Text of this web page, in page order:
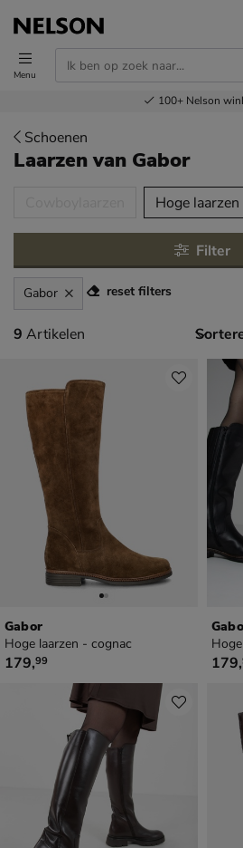
Menu
Voor 23.00u besteld,
Gratisverzending en
Bestel nu,betaal
100+ Nelson
Schoenen
Laarzenvan Gabor
Hoge laarzen
Filter
Gabor reset filters
9 artikelen
9 Artikelen
Gabor
Hoge laarzen - cognac
€ 179,99
179,99 €
179,